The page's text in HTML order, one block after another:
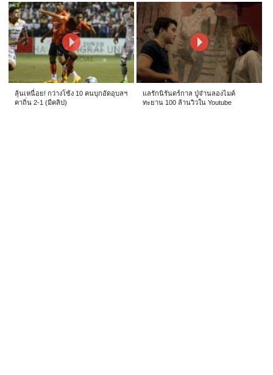
ลุ้นเหนื่อย! กว่างโซ้ง 10 คนบุกอัดอุบลฯ
คาถิ่น 2-1 (มีคลิป)
แลรักนิรันดร์กาล ปู่จ๋านลองไมค์
ทะยาน 100 ล้านวิวใน Youtube